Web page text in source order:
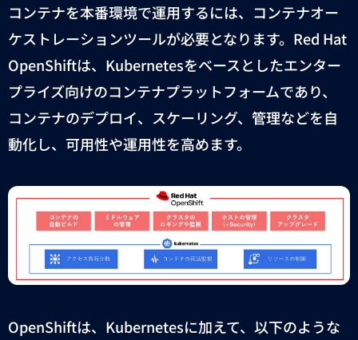
コンテナを本番環境で運用するには、コンテナオー
ケストレーションツールが必要となります。 Red Hat
OpenShiftは、 Kubernetesをベースとしたエンター
プライズ向けのコンテナプラットフォームであり、
コンテナのデプロイ、スケーリング、管理などを自
動化し、可用性や運用性を高めます。
OpenShiftは、 Kubernetesに加えて、以下のような